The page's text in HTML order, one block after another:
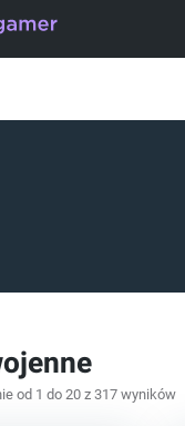
od 1 do 20 z 317 wyników